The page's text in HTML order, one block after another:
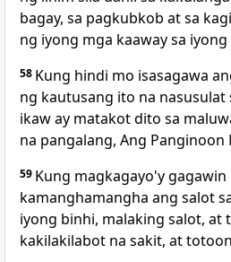
bagay, sa pagkubkob at sa
ng iyong mga kaaway sa
58 Kung hindi mo isasagawa
ng kautusang ito na nasusulat
ikaw ay matakotdito sa
na pangalang, Ang Panginoon
59 Kung magkagayo'y
kamanghamangha ang salot
iyong binhi, malaking salot, at
kakilakilabot na sakit, at